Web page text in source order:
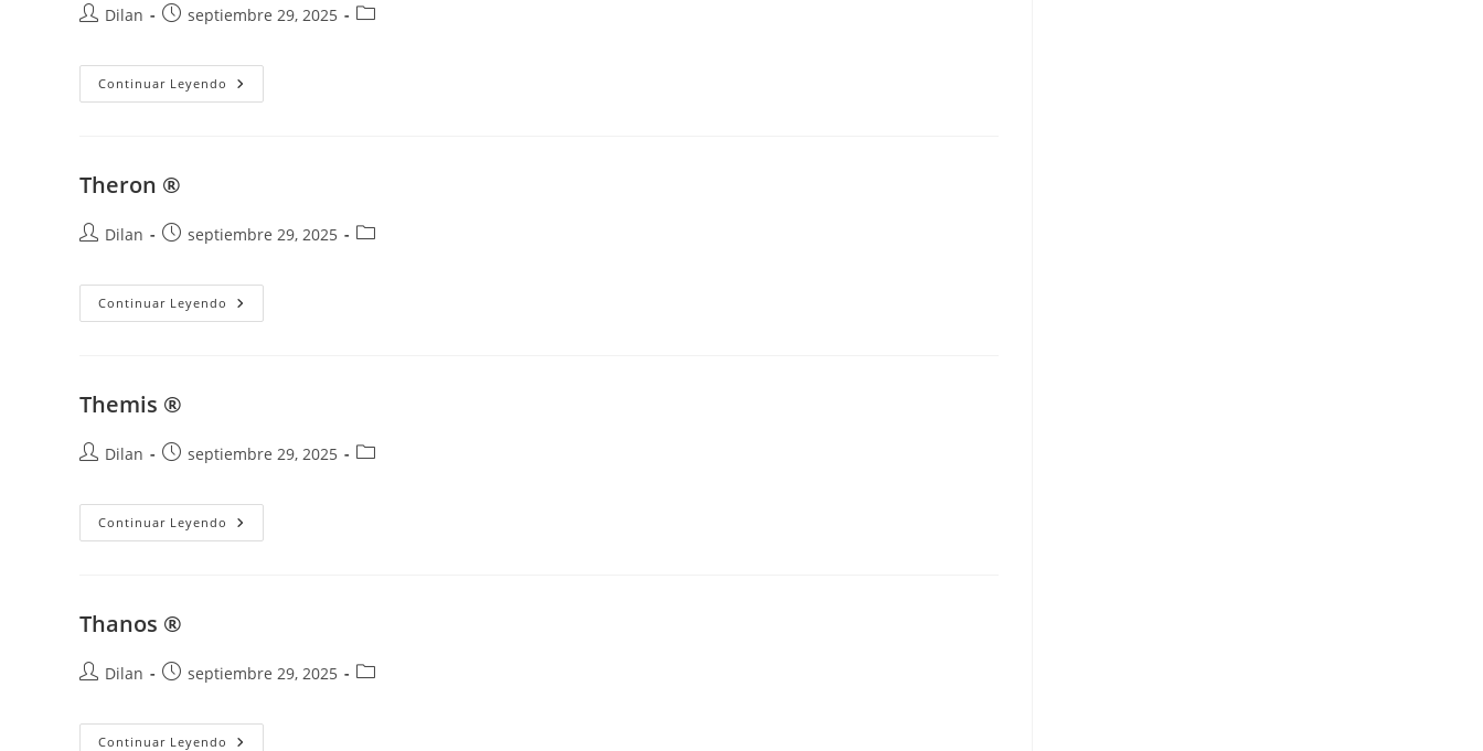
Dilan septiembre 29, 2025
Continuar Leyendo
Theron ®
Dilan septiembre 29, 2025
Continuar Leyendo
Themis ®
Dilan septiembre 29, 2025
Continuar Leyendo
Thanos ®
Dilan septiembre 29, 2025
Continuar Leyendo